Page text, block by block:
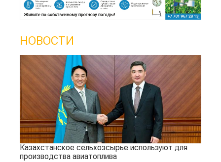
НОВОСТИ
Казахстанское сельхозсырье используют для
производства авиатоплива